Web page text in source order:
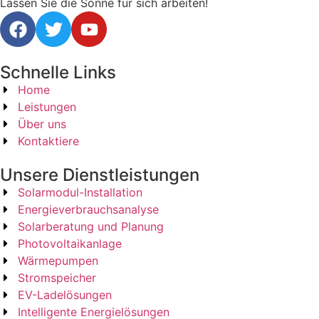
Lassen Sie die Sonne für sich arbeiten!
Schnelle Links
Home
Leistungen
Über uns
Kontaktiere
Unsere Dienstleistungen
Solarmodul-Installation
Energieverbrauchsanalyse
Solarberatung und Planung
Photovoltaikanlage
Wärmepumpen
Stromspeicher
EV-Ladelösungen
Intelligente Energielösungen